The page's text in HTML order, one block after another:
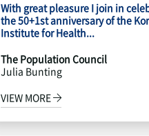
With great pleasure I join in
the 50+1st anniversary of the
Institute for Health...
The Population Council
Julia Bunting
VIEW MORE